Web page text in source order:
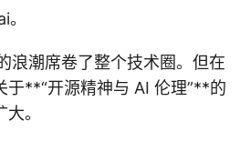
浪潮席卷了整个技术圈。但在
于**“开源精神与 AI 伦理”**的
。